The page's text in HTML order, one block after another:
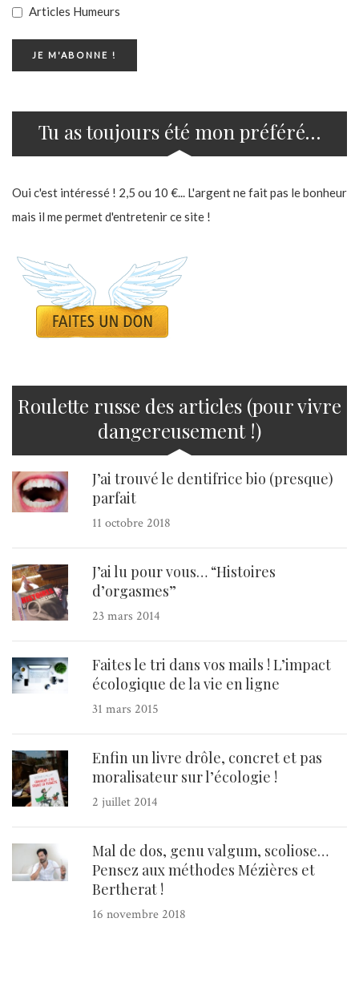
Articles Humeurs
Tu as toujours été mon préféré…
Oui c'est intéressé ! 2,5 ou 10 €... L'argent ne fait pas le bonheur
mais il me permet d'entretenir ce site !
Roulette russe des articles (pour vivre
dangereusement !)
J’ai trouvé le dentifrice bio (presque)
parfait
11 octobre 2018
J’ai lu pour vous… “Histoires
d’orgasmes”
23 mars 2014
Faites le tri dans vos mails ! L’impact
écologique de la vie en ligne
31 mars 2015
Enfin un livre drôle, concret et pas
moralisateur sur l’écologie !
2 juillet 2014
Mal de dos, genu valgum, scoliose…
Pensez aux méthodes Mézières et
Bertherat !
16 novembre 2018